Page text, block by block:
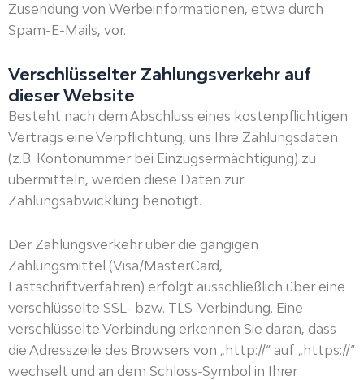
Zusendung von Werbeinformationen, etwa durch
Spam-E-Mails, vor.
Verschlüsselter Zahlungsverkehr auf
dieser Website
Besteht nach dem Abschluss eines kostenpflichtigen
Vertrags eine Verpflichtung, uns Ihre Zahlungsdaten
(z.B. Kontonummer bei Einzugsermächtigung) zu
übermitteln, werden diese Daten zur
Zahlungsabwicklung benötigt.
Der Zahlungsverkehr über die gängigen
Zahlungsmittel (Visa/MasterCard,
Lastschriftverfahren) erfolgt ausschließlich über eine
verschlüsselte SSL- bzw. TLS-Verbindung. Eine
verschlüsselte Verbindung erkennen Sie daran, dass
die Adresszeile des Browsers von „http://“ auf „https://“
wechselt und an dem Schloss-Symbol in Ihrer